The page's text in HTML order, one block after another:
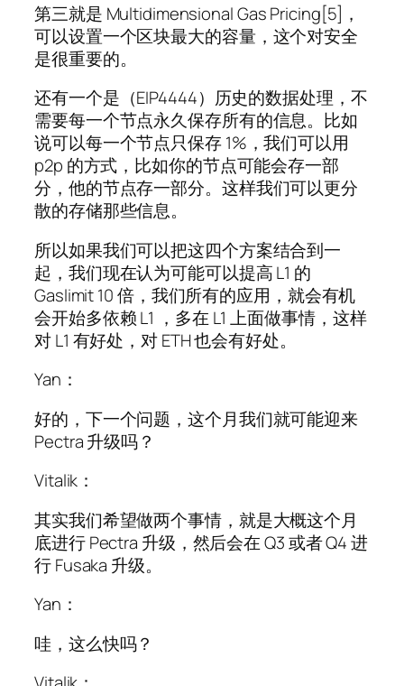
第三就是 Multidimensional Gas Pricing[5]，
可以设置一个区块最大的容量，这个对安全
是很重要的。
还有一个是（EIP4444）历史的数据处理，不
需要每一个节点永久保存所有的信息。比如
说可以每一个节点只保存 1%，我们可以用
p2p 的方式，比如你的节点可能会存一部
分，他的节点存一部分。这样我们可以更分
散的存储那些信息。
所以如果我们可以把这四个方案结合到一
起，我们现在认为可能可以提高 L1 的
Gaslimit 10 倍，我们所有的应用，就会有机
会开始多依赖 L1 ，多在 L1 上面做事情，这样
对 L1 有好处，对 ETH 也会有好处。
Yan：
好的，下一个问题，这个月我们就可能迎来
Pectra 升级吗？
Vitalik：
其实我们希望做两个事情，就是大概这个月
底进行 Pectra 升级，然后会在 Q3 或者 Q4 进
行 Fusaka 升级。
Yan：
哇，这么快吗？